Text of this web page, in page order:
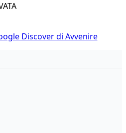
Discover di Avvenire